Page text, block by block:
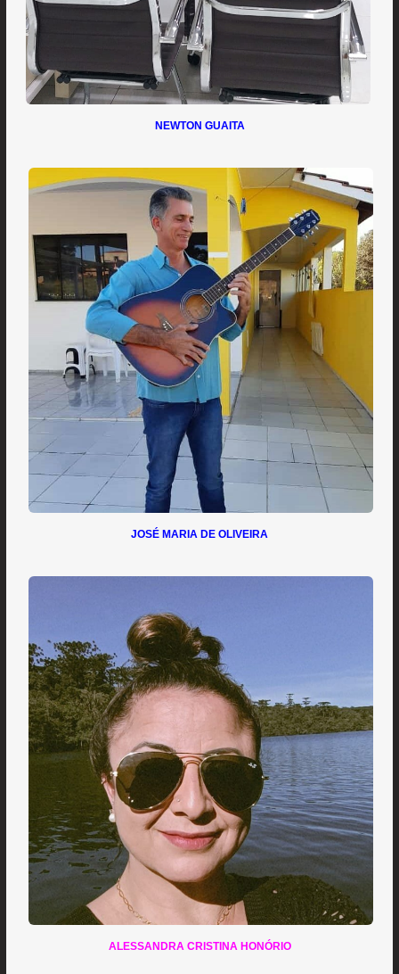
NEWTON GUAITA
JOSÉ MARIA DE OLIVEIRA
ALESSANDRA CRISTINA HONÓRIO